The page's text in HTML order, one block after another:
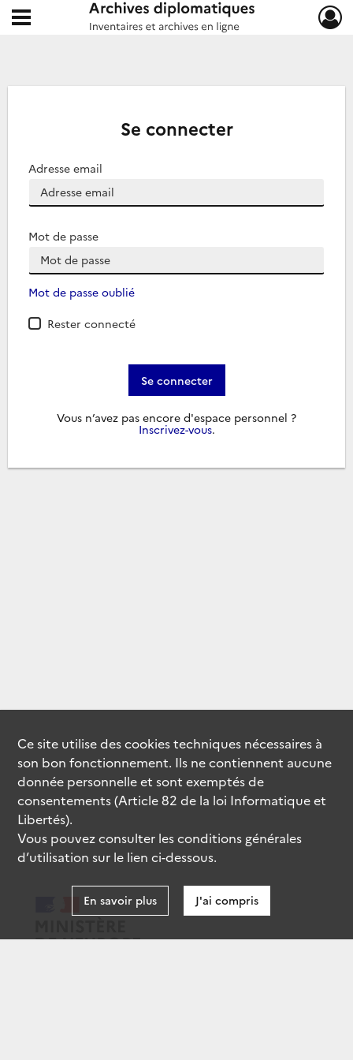
Archives diplomatiques
Ouvrir le menu déroulant
Se connecter
Adresse email
Mot de passe
Mot de passe oublié
Rester connecté
Se connecter
Vous n’avez pas encore d'espace personnel ?
Inscrivez-vous.
Ce site utilise descookiestechniques nécessaires à
son bon fonctionnement. Ils ne contiennent aucune
donnée personnelle et sont exemptés de
consentements (Article 82 de la loi Informatique et
Libertés).
Vous pouvez consulter les conditions générales
d’utilisation sur le lien ci-dessous.
En savoir plus J'ai compris